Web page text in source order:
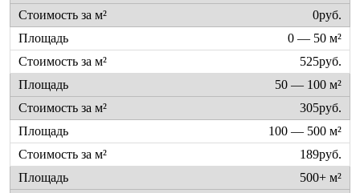
0руб.
0 — 50 м²
525руб.
50 — 100 м²
305руб.
100 — 500 м²
189руб.
500+ м²